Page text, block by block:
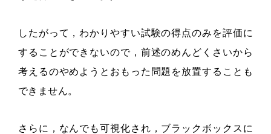
したがって，わかりやすい試験の得点のみを評価に
することができないので，前述のめんどくさいから
考えるのやめようとおもった問題を放置することも
できません。
さらに，なんでも可視化され，ブラックボックスに